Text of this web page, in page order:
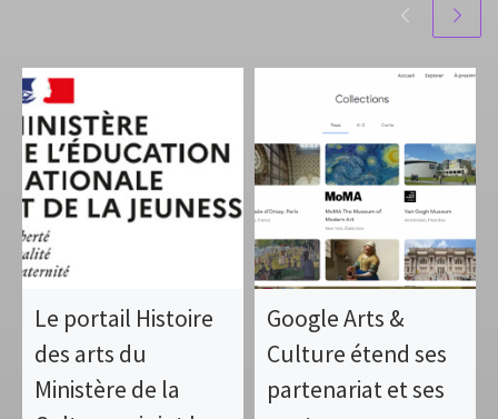
Le portail Histoire
des arts du
Ministère de la
Google Arts &
Culture étend ses
partenariat et ses